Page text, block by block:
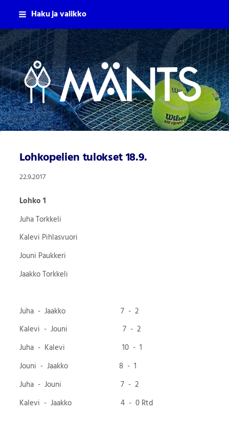
Siirry
sisältöön
Haku ja valikko
Mäntsälän Tennisseura Ry
Lohkopelien tulokset 18.9.
22.9.2017
Lohko 1
Juha Torkkeli
Kalevi Pihlasvuori
Jouni Paukkeri
Jaakko Torkkeli
Juha - Jaakko 7 - 2
Kalevi - Jouni 7 - 2
Juha - Kalevi 10 - 1
Jouni - Jaakko 8 - 1
Juha - Jouni 7 - 2
Kalevi - Jaakko 4 - 0 Rtd